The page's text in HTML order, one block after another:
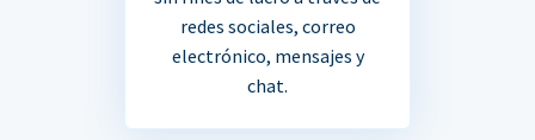
redes sociales, correo
electrónico, mensajes y
chat.